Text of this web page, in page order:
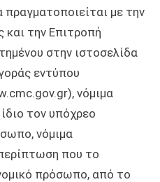
με την
και την Επιτροπή
στην ιστοσελίδα
εντύπου
νόμιμα
τον υπόχρεο
νόμιμα
που το
πρόσωπο, από το